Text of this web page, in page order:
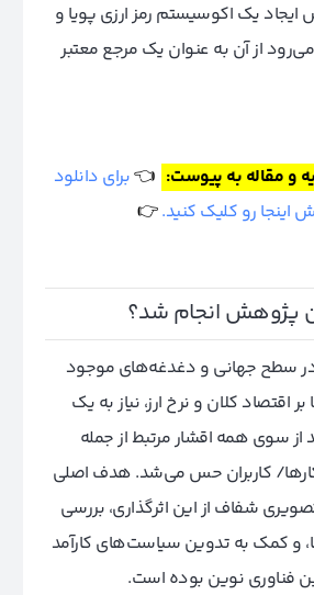
یک اکوسیستم رمز ارزی پویا و
از آن به عنوان یک مرجع معتبر
و مقاله به پیوست: 👈برای دانلود
اینجا رو کلیک کنید.👉
پژوهش انجام شد؟
در سطح جهانی و دغدغه‌های موجود
بر اقتصاد کلان و نرخ ارز، نیاز به یک
از سوی همه اقشار مرتبط از جمله
کاربران حس می‌شد. هدف اصلی
شفاف از این اثرگذاری، بررسی
و کمک به تدوین سیاست‌های کارآمد
فناوری نوین بوده است.